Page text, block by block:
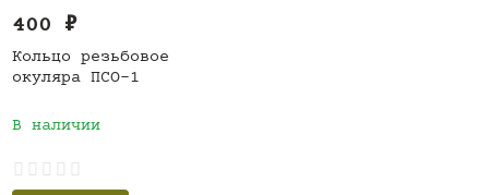
400 ₽
Кольцо резьбовое
окуляра ПСО-1
В наличии